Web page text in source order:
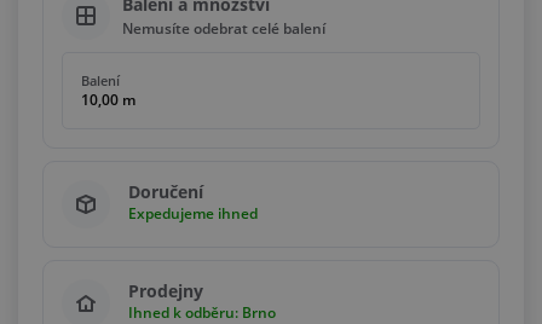
Nemusíte odebrat celé balení
Balení
10,00 m
Doručení
Expedujeme ihned
Prodejny
Ihned k odběru: Brno